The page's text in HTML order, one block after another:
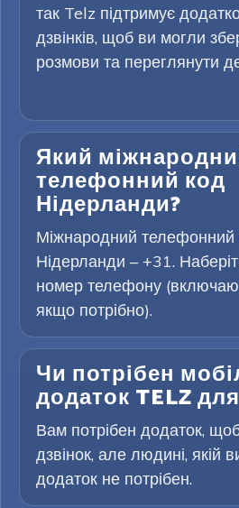
так Telz підтримує
дзвінків, щоб ви могли
розмови та переглянути
Який
телефонний код
Нідерланди?
Міжнародний телефонний
Нідерланди – +31.
номер телефону
якщо потрібно).
Чи потрібен
додаток TELZ
Вам потрібен додаток,
дзвінок, але людині, якій
додаток не потрібен.